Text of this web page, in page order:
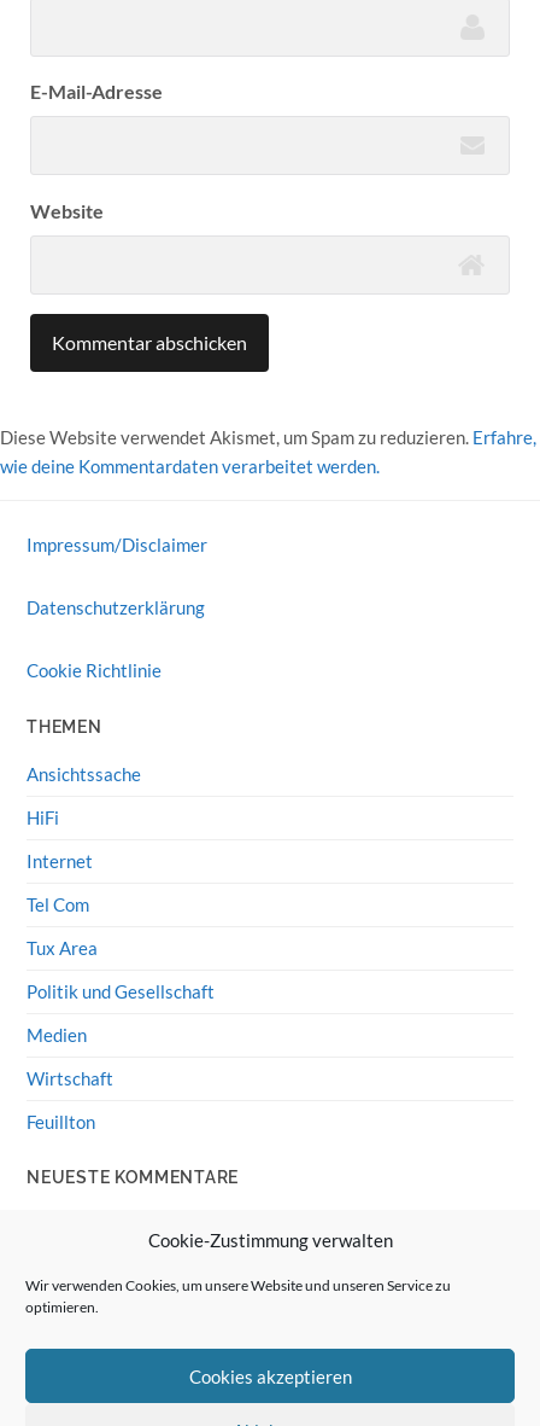
Cookie-Zustimmung verwalten
Wir verwenden Cookies, um unsere Website und unseren Service zu
optimieren.
Cookies akzeptieren
E-Mail-Adresse
Website
Diese Website verwendet Akismet, um Spam zu reduzieren. Erfahre,
wie deine Kommentardaten verarbeitet werden.
Impressum/Disclaimer
Datenschutzerklärung
Cookie Richtlinie
THEMEN
Ansichtssache
HiFi
Internet
Tel Com
Tux Area
Politik und Gesellschaft
Medien
Wirtschaft
Feuillton
NEUESTE KOMMENTARE
Wolff von Rechenberg
Linux Mint: Google Drive integrieren
HiFi-Klassiker: Celestion 3